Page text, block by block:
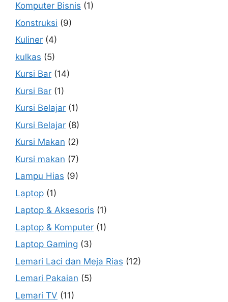
Komputer Bisnis (1)
Konstruksi (9)
Kuliner (4)
kulkas (5)
Kursi Bar (14)
Kursi Bar (1)
Kursi Belajar (1)
Kursi Belajar (8)
Kursi Makan (2)
Kursi makan (7)
Lampu Hias (9)
Laptop (1)
Laptop & Aksesoris (1)
Laptop & Komputer (1)
Laptop Gaming (3)
Lemari Laci dan Meja Rias (12)
Lemari Pakaian (5)
Lemari TV (11)